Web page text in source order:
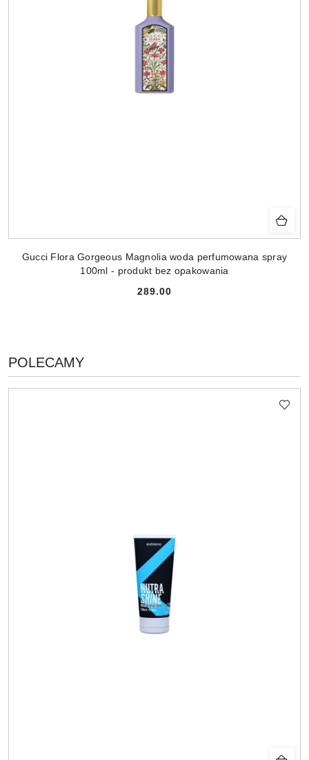
Gucci Flora Gorgeous Magnolia woda perfumowana spray
100ml - produkt bez opakowania
Cena:
289.00
Pomiń karuzelę produktów
PRODUKTY
O
POLECAMY